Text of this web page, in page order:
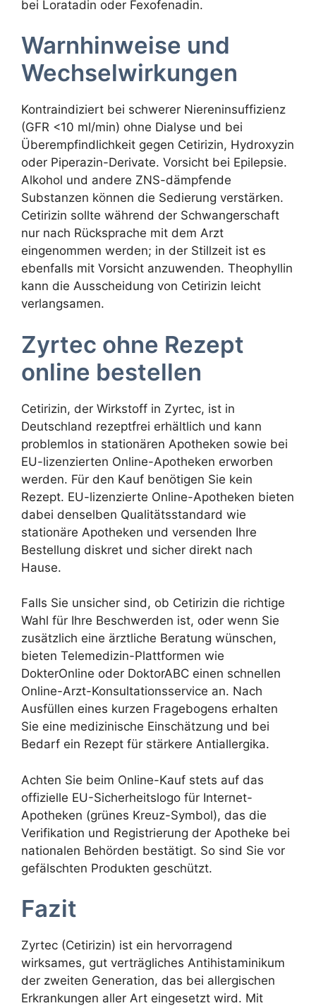
bei Loratadin oder Fexofenadin.
Warnhinweise und
Wechselwirkungen
Kontraindiziert bei schwerer Niereninsuffizienz
(GFR <10 ml/min) ohne Dialyse und bei
Überempfindlichkeit gegen Cetirizin, Hydroxyzin
oder Piperazin-Derivate. Vorsicht bei Epilepsie.
Alkohol und andere ZNS-dämpfende
Substanzen können die Sedierung verstärken.
Cetirizin sollte während der Schwangerschaft
nur nach Rücksprache mit dem Arzt
eingenommen werden; in der Stillzeit ist es
ebenfalls mit Vorsicht anzuwenden. Theophyllin
kann die Ausscheidung von Cetirizin leicht
verlangsamen.
Zyrtec ohne Rezept
online bestellen
Cetirizin, der Wirkstoff in Zyrtec, ist in
Deutschland rezeptfrei erhältlich und kann
problemlos in stationären Apotheken sowie bei
EU-lizenzierten Online-Apotheken erworben
werden. Für den Kauf benötigen Sie kein
Rezept. EU-lizenzierte Online-Apotheken bieten
dabei denselben Qualitätsstandard wie
stationäre Apotheken und versenden Ihre
Bestellung diskret und sicher direkt nach
Hause.
Falls Sie unsicher sind, ob Cetirizin die richtige
Wahl für Ihre Beschwerden ist, oder wenn Sie
zusätzlich eine ärztliche Beratung wünschen,
bieten Telemedizin-Plattformen wie
DokterOnline oder DoktorABC einen schnellen
Online-Arzt-Konsultationsservice an. Nach
Ausfüllen eines kurzen Fragebogens erhalten
Sie eine medizinische Einschätzung und bei
Bedarf ein Rezept für stärkere Antiallergika.
Achten Sie beim Online-Kauf stets auf das
offizielle EU-Sicherheitslogo für Internet-
Apotheken (grünes Kreuz-Symbol), das die
Verifikation und Registrierung der Apotheke bei
nationalen Behörden bestätigt. So sind Sie vor
gefälschten Produkten geschützt.
Fazit
Zyrtec (Cetirizin) ist ein hervorragend
wirksames, gut verträgliches Antihistaminikum
der zweiten Generation, das bei allergischen
Erkrankungen aller Art eingesetzt wird. Mit